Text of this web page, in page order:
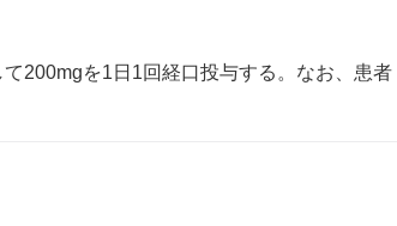
200mgを1日1回経口投与する。なお、患者